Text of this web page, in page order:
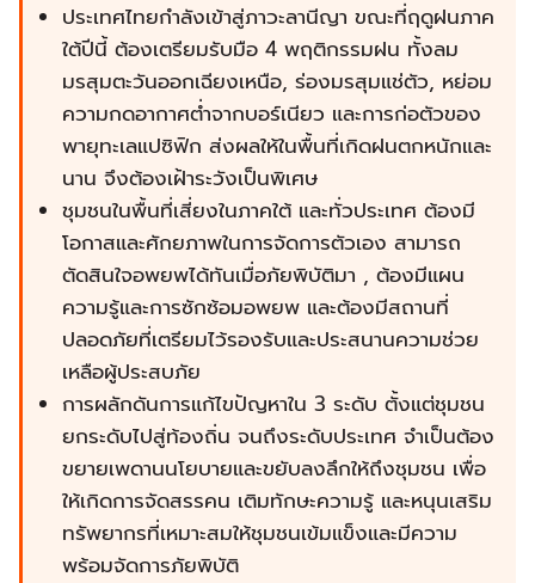
ประเทศไทยกำลังเข้าสู่ภาวะลานีญา ขณะที่ฤดูฝนภาค
ใต้ปีนี้ ต้องเตรียมรับมือ 4 พฤติกรรมฝน ทั้งลม
มรสุมตะวันออกเฉียงเหนือ, ร่องมรสุมแช่ตัว, หย่อม
ความกดอากาศต่ำจากบอร์เนียว และการก่อตัวของ
พายุทะเลแปซิฟิก ส่งผลให้ในพื้นที่เกิดฝนตกหนักและ
นาน จึงต้องเฝ้าระวังเป็นพิเศษ
ชุมชนในพื้นที่เสี่ยงในภาคใต้ และทั่วประเทศ ต้องมี
โอกาสและศักยภาพในการจัดการตัวเอง สามารถ
ตัดสินใจอพยพได้ทันเมื่อภัยพิบัติมา , ต้องมีแผน
ความรู้และการซักซ้อมอพยพ และต้องมีสถานที่
ปลอดภัยที่เตรียมไว้รองรับและประสนานความช่วย
เหลือผู้ประสบภัย
การผลักดันการแก้ไขปัญหาใน 3 ระดับ ตั้งแต่ชุมชน
ยกระดับไปสู่ท้องถิ่น จนถึงระดับประเทศ จำเป็นต้อง
ขยายเพดานนโยบายและขยับลงลึกให้ถึงชุมชน เพื่อ
ให้เกิดการจัดสรรคน เติมทักษะความรู้ และหนุนเสริม
ทรัพยากรที่เหมาะสมให้ชุมชนเข้มแข็งและมีความ
พร้อมจัดการภัยพิบัติ